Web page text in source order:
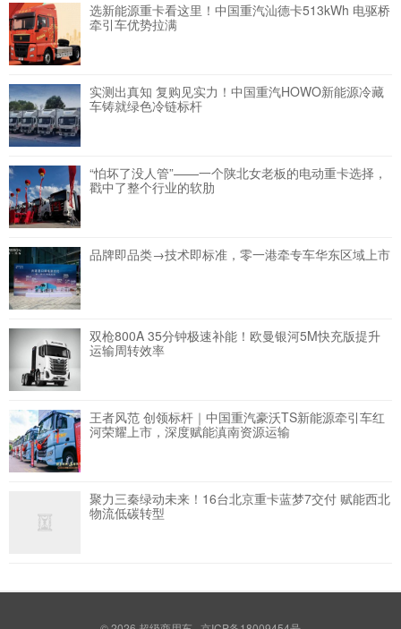
选新能源重卡看这里！中国重汽汕德卡513kWh 电驱桥
牵引车优势拉满
实测出真知 复购见实力！中国重汽HOWO新能源冷藏
车铸就绿色冷链标杆
“怕坏了没人管”——一个陕北女老板的电动重卡选择，
戳中了整个行业的软肋
品牌即品类→技术即标准，零一港牵专车华东区域上市
双枪800A 35分钟极速补能！欧曼银河5M快充版提升
运输周转效率
王者风范 创领标杆｜中国重汽豪沃TS新能源牵引车红
河荣耀上市，深度赋能滇南资源运输
聚力三秦绿动未来！16台北京重卡蓝梦7交付 赋能西北
物流低碳转型